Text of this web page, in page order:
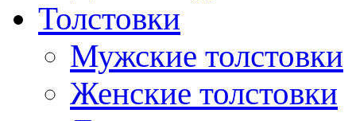
Толстовки
Мужские толстовки
Женские толстовки